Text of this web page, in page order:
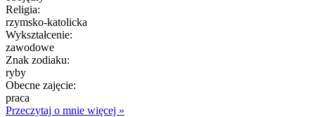
Religia:
rzymsko-katolicka
Wykształcenie:
zawodowe
Znak zodiaku:
ryby
Obecne zajęcie:
praca
Przeczytaj o mnie więcej »